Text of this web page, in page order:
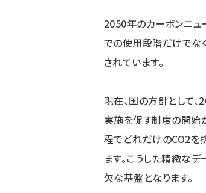
2050年のカーボンニュ
での使用段階だけでな
されています。
現在、国の方針として
実施を促す制度の開始
程でどれだけのCO2を
ます。こうした精緻な
欠な基盤となります。